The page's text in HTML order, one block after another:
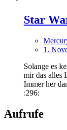
Star
1.
Solange es
mir das alles
Immer her
:296:
Aufrufe